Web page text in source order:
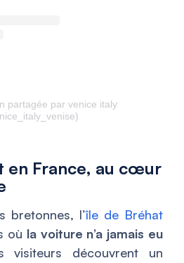
partagée par venice italy
en France, au cœur
bretonnes, l’île de Bréhat
où la voiture n’a jamais eu
visiteurs découvrent un